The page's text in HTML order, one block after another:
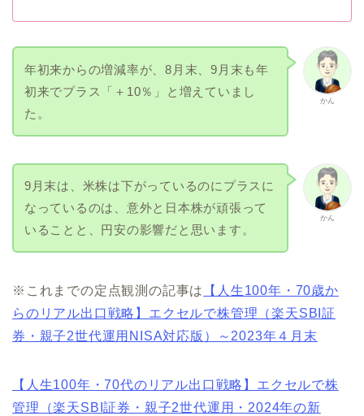
かん
年初来からの増減率が、8月末、9月末も年
初来でプラス「＋10％」と増えていまし
た。
かん
9月末は、米株は下がっているのにプラスに
なっているのは、意外と日本株が頑張って
いることと、円安の影響だと思います。
※これまでの定点観測の記事は
【人生100年・70歳か
らのリアル出口戦略】エクセルで株管理（楽天SBI証
券・親子2世代運用NISA対応版）～2023年４月末
【人生100年・70代のリアル出口戦略】エクセルで株
管理（楽天SBI証券・親子2世代運用・2024年の新